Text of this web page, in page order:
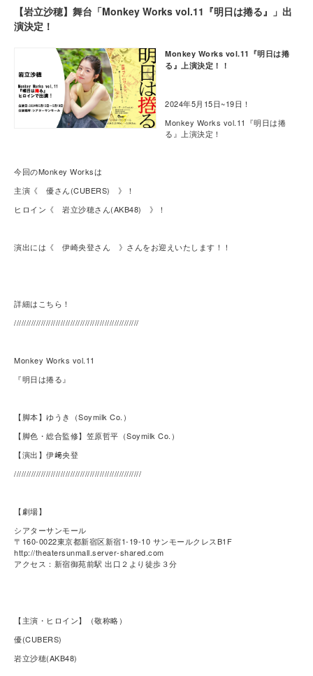
【岩立沙穂】舞台「Monkey Works vol.11『明日は捲る』」出
演決定！
Monkey Works vol.11 『明日は捲
る』 上演決定！！
2024年5月15日~19日！
Monkey Works vol.11『明日は捲
る』上演決定！
今回のMonkey Worksは
主演《 優さん(CUBERS) 》！
ヒロイン《 岩立沙穂さん(AKB48) 》！
演出には《 伊崎央登さん 》さんをお迎えいたします！！
詳細はこちら！
///////////////////////////////////////////////////
Monkey Works vol.11
『明日は捲る』
【脚本】ゆうき（Soymilk Co.）
【脚色・総合監修】笠原哲平（Soymilk Co.）
【演出】伊﨑央登
////////////////////////////////////////////////////
【劇場】
シアターサンモール
〒160-0022東京都新宿区新宿1-19-10 サンモールクレスB1F
http://theatersunmall.server-shared.com
アクセス：新宿御苑前駅 出口２より徒歩３分
【主演・ヒロイン】（敬称略）
優(CUBERS)
岩立沙穂(AKB48)